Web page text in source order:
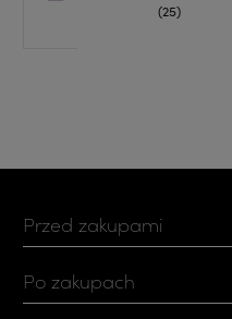
(25)
Przed zakupami
Po zakupach